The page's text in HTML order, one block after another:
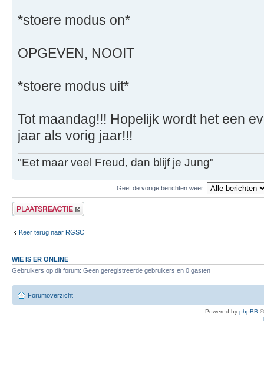
*stoere modus on*
OPGEVEN, NOOIT
*stoere modus uit*
Tot maandag!!! Hopelijk wordt het een
jaar als vorig jaar!!!
"Eet maar veel Freud, dan blijf je Jung"
Geef de vorige berichten weer:
Plaats een reactie
Keer terug naar RGSC
WIE IS ER ONLINE
Gebruikers op dit forum: Geen geregistreerde gebruikers en 0 gasten
Forumoverzicht
Powered by phpBB